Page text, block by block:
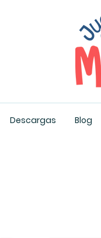
Descargas Blog